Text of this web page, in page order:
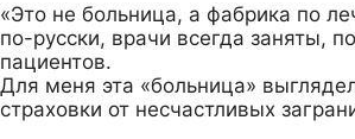
«Это не больница, а фабрика по
по-русски, врачи всегда заняты,
пациентов.
Для меня эта «больница»
страховки от несчастливых